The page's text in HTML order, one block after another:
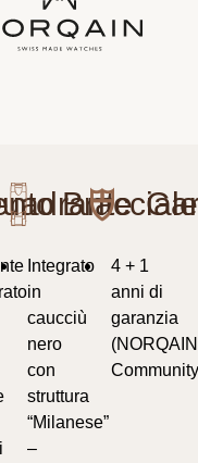
Integrato
in
caucciù
nero
con
struttura
“Milanese”
–
4 + 1
anni di
garanzia